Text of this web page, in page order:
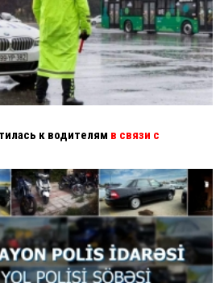
к водителям в связи с